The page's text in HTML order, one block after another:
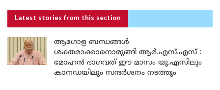
Latest stories from this section
ആഗോള ബന്ധങ്ങൾ
ശക്തമാക്കാനൊരുങ്ങി ആർ.എസ്.എസ് :
മോഹൻ ഭാഗവത് ഈ മാസം യു.എസിലും
കാനഡയിലും സന്ദർശനം നടത്തും